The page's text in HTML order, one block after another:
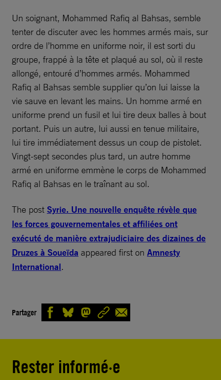
Un soignant, Mohammed Rafiq al Bahsas, semble
tenter de discuter avec les hommes armés mais, sur
ordre de l’homme en uniforme noir, il est sorti du
groupe, frappé à la tête et plaqué au sol, où il reste
allongé, entouré d’hommes armés. Mohammed
Rafiq al Bahsas semble supplier qu’on lui laisse la
vie sauve en levant les mains. Un homme armé en
uniforme prend un fusil et lui tire deux balles à bout
portant. Puis un autre, lui aussi en tenue militaire,
lui tire immédiatement dessus un coup de pistolet.
Vingt-sept secondes plus tard, un autre homme
armé en uniforme emmène le corps de Mohammed
Rafiq al Bahsas en le traînant au sol.
The post Syrie. Une nouvelle enquête révèle que
les forces gouvernementales et affiliées ont
exécuté de manière extrajudiciaire des dizaines de
Druzes à Soueïda appeared first on Amnesty
International.
Partager
Rester informé·e